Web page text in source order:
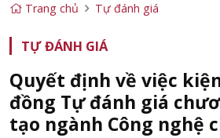
Trang chủ Tự đánh giá
TỰ ĐÁNH GIÁ
Quyết định về việc
đồng Tự đánh giá
tạo ngành Công nghệ